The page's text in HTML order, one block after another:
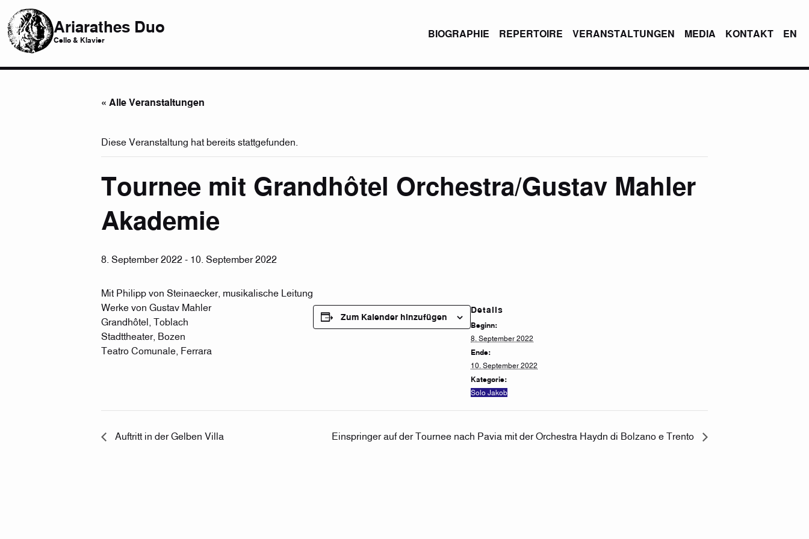
Ariarathes Duo
Cello & Klavier
BIOGRAPHIE REPERTOIRE VERANSTALTUNGEN MEDIA KONTAKT EN
« Alle Veranstaltungen
Diese Veranstaltung hat bereits stattgefunden.
Tournee mit Grandhôtel Orchestra/Gustav Mahler
Akademie
8. September 2022 - 10. September 2022
Mit Philipp von Steinaecker, musikalische Leitung
Werke von Gustav Mahler
Grandhôtel, Toblach
Stadttheater, Bozen
Teatro Comunale, Ferrara
Zum Kalender hinzufügen
Details
Beginn:
8. September 2022
Ende:
10. September 2022
Kategorie:
Solo Jakob
Auftritt in der Gelben Villa Einspringer auf der Tournee nach Pavia mit der Orchestra Haydn di Bolzano e Trento